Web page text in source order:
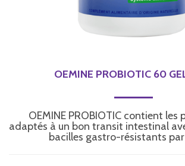
OEMINE PROBIOTIC 60
OEMINE PROBIOTIC contient les
adaptés à un bon transit intestinal
bacilles gastro-résistants par